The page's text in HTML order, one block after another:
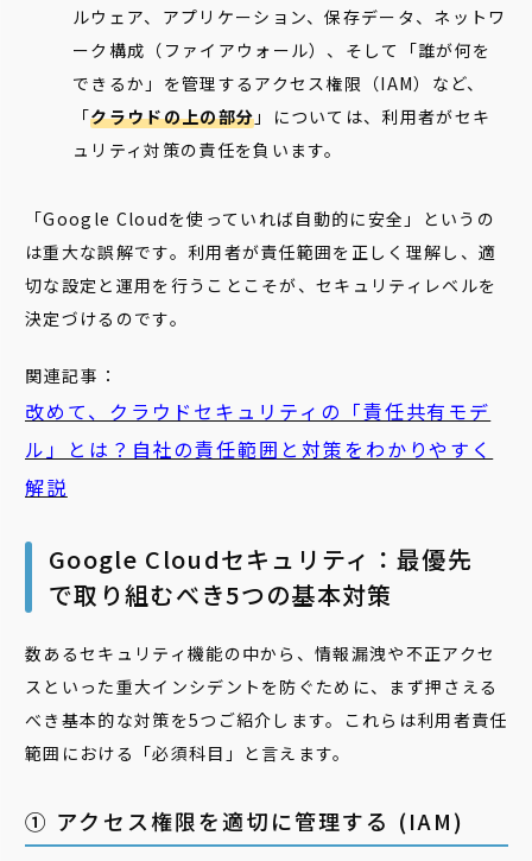
ルウェア、アプリケーション、保存データ、ネットワ
ーク構成（ファイアウォール）、そして「誰が何を
できるか」を管理するアクセス権限（IAM）など、
「クラウドの上の部分 」については、利用者がセキ
ュリティ対策の責任を負います。
「Google Cloudを使っていれば自動的に安全」というの
は重大な誤解です。利用者が責任範囲を正しく理解し、適
切な設定と運用を行うことこそが、セキュリティレベルを
決定づけるのです。
関連記事：
改めて、クラウドセキュリティの「責任共有モデ
ル」とは？自社の責任範囲と対策をわかりやすく
解説
Google Cloudセキュリティ：最優先
で取り組むべき5つの基本対策
数あるセキュリティ機能の中から、情報漏洩や不正アクセ
スといった重大インシデントを防ぐために、まず押さえる
べき基本的な対策を5つご紹介します。これらは利用者責任
範囲における「必須科目」と言えます。
① アクセス権限を適切に管理する (IAM)